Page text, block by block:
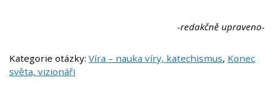
-redakčně upraveno-
Kategorie otázky: Víra – nauka víry, katechismus, Konec
světa, vizionáři